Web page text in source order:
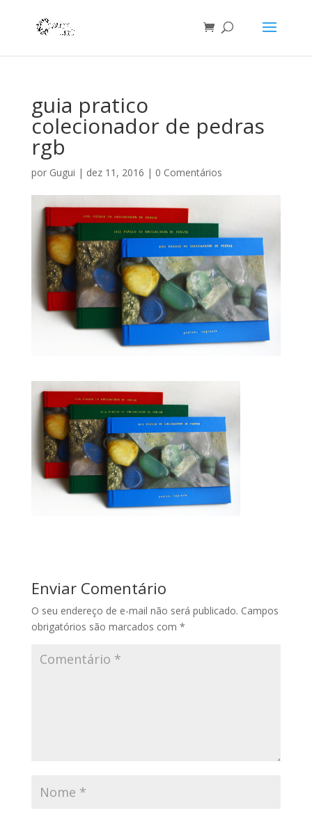
guia pratico
colecionador de pedras
rgb
por Gugui | dez 11, 2016 | 0 Comentários
Enviar Comentário
O seu endereço de e-mail não será publicado. Campos
obrigatórios são marcados com *